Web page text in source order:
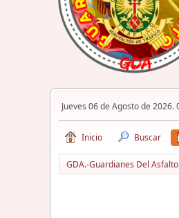
Jueves 06 de Agosto de 2026.
Inicio Buscar
GDA.-Guardianes Del Asfalto